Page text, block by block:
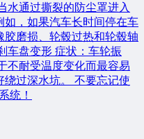
水通过撕裂的防尘罩进入
，如果汽车长时间停在车
胶磨损、轮毂过热和轮毂轴
车盘变形 症状：车轮振
不耐受温度变化而最容易
过深水坑。 不要忘记使
统！